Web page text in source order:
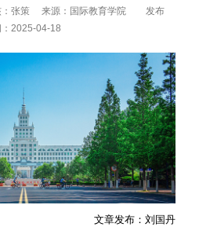
张策 来源：国际教育学院
发布
2025-04-18
文章发布：刘国丹